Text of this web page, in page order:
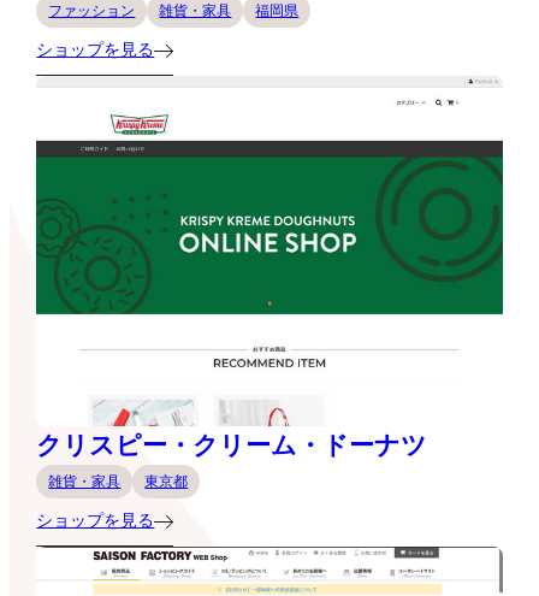
ファッション 雑貨・家具 福岡県
ショップを見る
クリスピー・クリーム・ドーナツ
雑貨・家具 東京都
ショップを見る